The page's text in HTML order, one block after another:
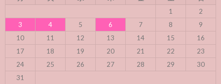
1
2
3
4 5 6 7 8
9
10
11 12 13 14 15
16
17
18 19 20 21 22
23
24
25 26 27 28 29
30
31